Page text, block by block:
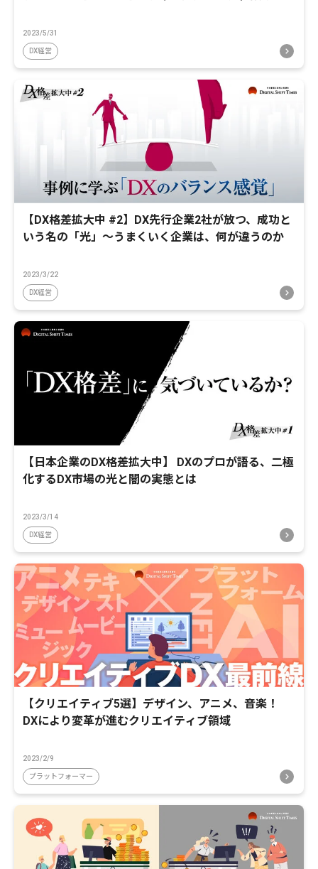
2023/5/31
DX経営
【DX格差拡大中 #2】DX先行企業2社が放つ、成功と
いう名の「光」～うまくいく企業は、何が違うのか
2023/3/22
DX経営
【日本企業のDX格差拡大中】 DXのプロが語る、二極
化するDX市場の光と闇の実態とは
2023/3/14
DX経営
【クリエイティブ5選】デザイン、アニメ、音楽！
DXにより変革が進むクリエイティブ領域
2023/2/9
プラットフォーマー